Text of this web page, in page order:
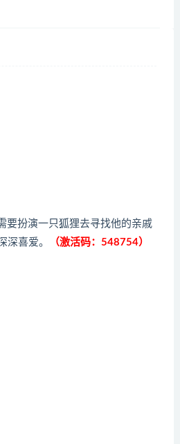
要扮演一只狐狸去寻找他的亲戚
深喜爱。
（激活码：548754）